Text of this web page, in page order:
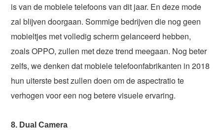
is van de mobiele telefoons van dit jaar. En deze mode
zal blijven doorgaan. Sommige bedrijven die nog geen
mobieltjes met volledig scherm gelanceerd hebben,
zoals OPPO, zullen met deze trend meegaan. Nog beter
zelfs, we denken dat mobiele telefoonfabrikanten in 2018
hun uiterste best zullen doen om de aspectratio te
verhogen voor een nog betere visuele ervaring.
8. Dual Camera